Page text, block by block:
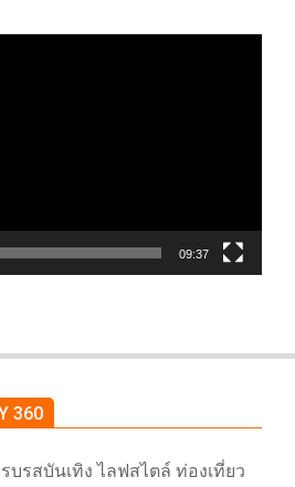
09:37
360
บรสบันเทิง ไลฟสไตล์ ท่องเที่ยว